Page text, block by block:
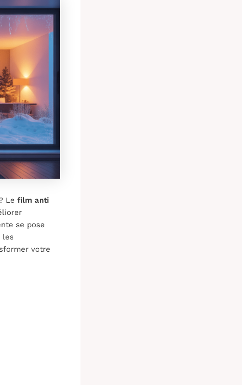
Le film anti
se pose
les
votre